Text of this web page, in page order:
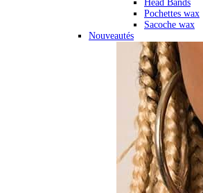
Head Bands
Pochettes wax
Sacoche wax
Nouveautés